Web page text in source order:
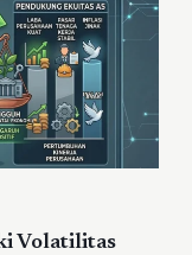
Volatilitas